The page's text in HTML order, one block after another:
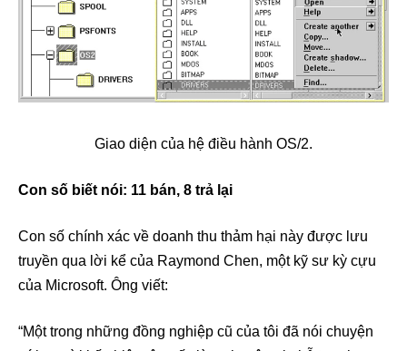
Giao diện của hệ điều hành OS/2.
Con số biết nói: 11 bán, 8 trả lại
Con số chính xác về doanh thu thảm hại này được lưu
truyền qua lời kể của Raymond Chen, một kỹ sư kỳ cựu
của Microsoft. Ông viết:
“Một trong những đồng nghiệp cũ của tôi đã nói chuyện